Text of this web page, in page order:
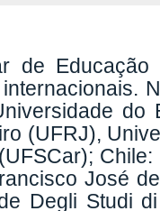
de
(UFRJ),
José
Degli Studi